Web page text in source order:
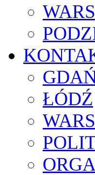
ŁÓDŹ